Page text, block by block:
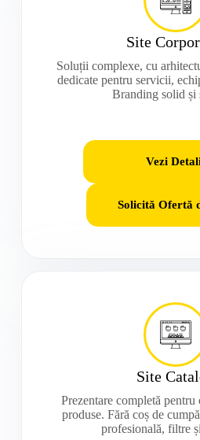
Site
Soluții complexe, cu
dedicate pentru servicii,
Branding solid și
Vezi
Solicită Ofertă
Site
Prezentare completă
produse. Fără coș de
profesională, filtre